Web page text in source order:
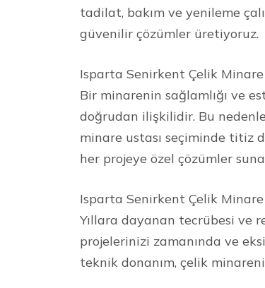
tadilat, bakım ve yenileme
güvenilir çözümler üretiyoruz.
Isparta Senirkent Çelik Minare
Bir minarenin sağlamlığı ve
doğrudan ilişkilidir. Bu
minare ustası seçiminde titiz
her projeye özel çözümler
Isparta Senirkent Çelik
Yıllara dayanan tecrübesi ve
projelerinizi zamanında ve
teknik donanım, çelik